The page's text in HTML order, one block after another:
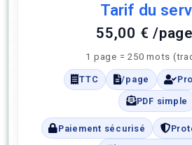
Tarif du
55,00 € /page
1 page = 250 mots
TTC /page
PDF simple
Paiement sécurisé